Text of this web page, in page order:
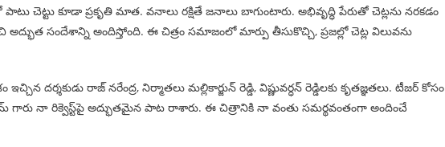
చెట్టు కూడా ప్రకృతి మాత. వనాలు రక్షితే జనాలు బాగుంటారు. అభివృద్ధి పేరుతో చెట్లను నరకడం
సందేశాన్ని అందిస్తోంది. ఈ చిత్రం సమాజంలో మార్పు తీసుకొచ్చి, ప్రజల్లో చెట్ల విలువను
దర్శకుడు రాజ్ నరేంద్ర, నిర్మాతలు మల్లికార్జున్ రెడ్డి, విష్ణువర్ధన్ రెడ్డిలకు కృతజ్ఞతలు. టీజర్ కోసం
గారు నా రిక్వెస్ట్‌పై అద్భుతమైన పాట రాశారు. ఈ చిత్రానికి నా వంతు సమర్థవంతంగా అందించే